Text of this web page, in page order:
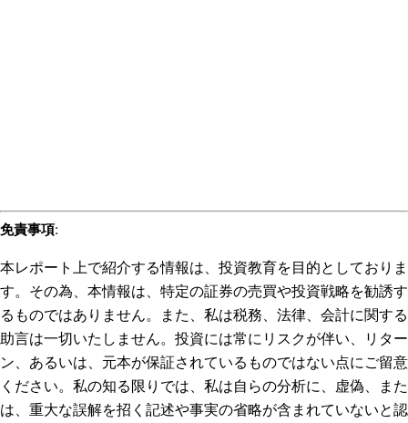
免責事項:
本レポート上で紹介する情報は、投資教育を目的としておりま
す。その為、本情報は、特定の証券の売買や投資戦略を勧誘す
るものではありません。また、私は税務、法律、会計に関する
助言は一切いたしません。投資には常にリスクが伴い、リター
ン、あるいは、元本が保証されているものではない点にご留意
ください。私の知る限りでは、私は自らの分析に、虚偽、また
は、重大な誤解を招く記述や事実の省略が含まれていないと認